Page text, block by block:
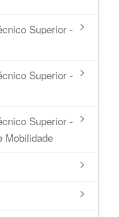
Superior -
Superior -
Superior -
Mobilidade